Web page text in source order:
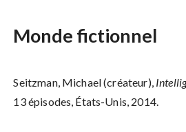
Monde fictionnel
Seitzman, Michael (créateur),
13 épisodes, États-Unis, 2014.